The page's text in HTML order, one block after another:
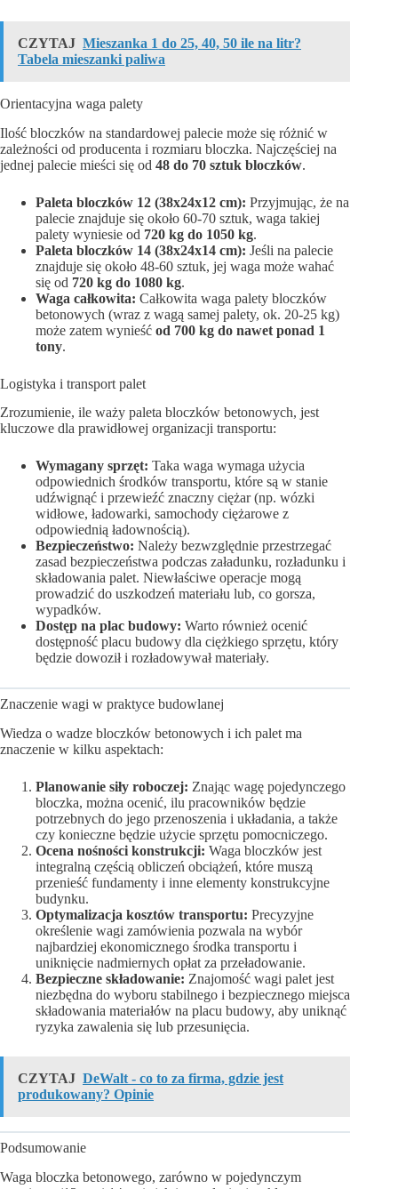
CZYTAJ Mieszanka 1 do 25, 40, 50 ile na litr?
Tabela mieszanki paliwa
Orientacyjna waga palety
Ilość bloczków na standardowej palecie może się różnić w
zależności od producenta i rozmiaru bloczka. Najczęściej na
jednej palecie mieści się od 48 do 70 sztuk bloczków.
Paleta bloczków 12 (38x24x12 cm): Przyjmując, że na
palecie znajduje się około 60-70 sztuk, waga takiej
palety wyniesie od 720 kg do 1050 kg.
Paleta bloczków 14 (38x24x14 cm): Jeśli na palecie
znajduje się około 48-60 sztuk, jej waga może wahać
się od 720 kg do 1080 kg.
Waga całkowita: Całkowita waga palety bloczków
betonowych (wraz z wagą samej palety, ok. 20-25 kg)
może zatem wynieść od 700 kg do nawet ponad 1
tony.
Logistyka i transport palet
Zrozumienie, ile waży paleta bloczków betonowych, jest
kluczowe dla prawidłowej organizacji transportu:
Wymagany sprzęt: Taka waga wymaga użycia
odpowiednich środków transportu, które są w stanie
udźwignąć i przewieźć znaczny ciężar (np. wózki
widłowe, ładowarki, samochody ciężarowe z
odpowiednią ładownością).
Bezpieczeństwo: Należy bezwzględnie przestrzegać
zasad bezpieczeństwa podczas załadunku, rozładunku i
składowania palet. Niewłaściwe operacje mogą
prowadzić do uszkodzeń materiału lub, co gorsza,
wypadków.
Dostęp na plac budowy: Warto również ocenić
dostępność placu budowy dla ciężkiego sprzętu, który
będzie dowoził i rozładowywał materiały.
Znaczenie wagi w praktyce budowlanej
Wiedza o wadze bloczków betonowych i ich palet ma
znaczenie w kilku aspektach:
Planowanie siły roboczej: Znając wagę pojedynczego
bloczka, można ocenić, ilu pracowników będzie
potrzebnych do jego przenoszenia i układania, a także
czy konieczne będzie użycie sprzętu pomocniczego.
Ocena nośności konstrukcji: Waga bloczków jest
integralną częścią obliczeń obciążeń, które muszą
przenieść fundamenty i inne elementy konstrukcyjne
budynku.
Optymalizacja kosztów transportu: Precyzyjne
określenie wagi zamówienia pozwala na wybór
najbardziej ekonomicznego środka transportu i
uniknięcie nadmiernych opłat za przeładowanie.
Bezpieczne składowanie: Znajomość wagi palet jest
niezbędna do wyboru stabilnego i bezpiecznego miejsca
składowania materiałów na placu budowy, aby uniknąć
ryzyka zawalenia się lub przesunięcia.
CZYTAJ DeWalt - co to za firma, gdzie jest
produkowany? Opinie
Podsumowanie
Waga bloczka betonowego, zarówno w pojedynczym